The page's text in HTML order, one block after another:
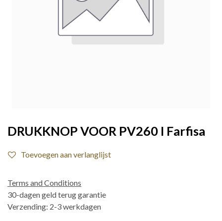
DRUKKNOP VOOR PV260 I Farfisa
Toevoegen aan verlanglijst
Terms and Conditions
30-dagen geld terug garantie
Verzending: 2-3 werkdagen